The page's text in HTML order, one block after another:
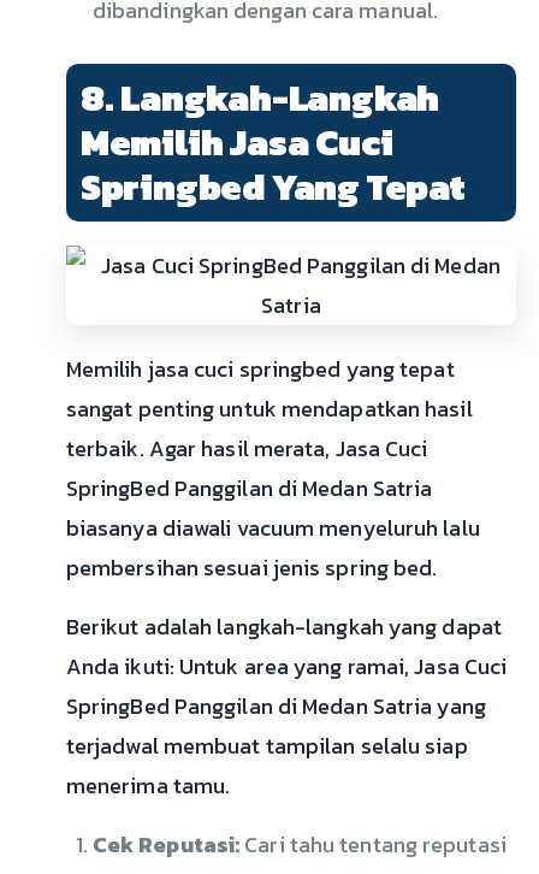
dibandingkan dengan cara manual.
8. Langkah-Langkah
Memilih Jasa Cuci
Springbed Yang Tepat
Memilih jasa cuci springbed yang tepat
sangat penting untuk mendapatkan hasil
terbaik. Agar hasil merata, Jasa Cuci
SpringBed Panggilan di Medan Satria
biasanya diawali vacuum menyeluruh lalu
pembersihan sesuai jenis spring bed.
Berikut adalah langkah-langkah yang dapat
Anda ikuti: Untuk area yang ramai, Jasa Cuci
SpringBed Panggilan di Medan Satria yang
terjadwal membuat tampilan selalu siap
menerima tamu.
Cek Reputasi:Cari tahu tentang reputasi